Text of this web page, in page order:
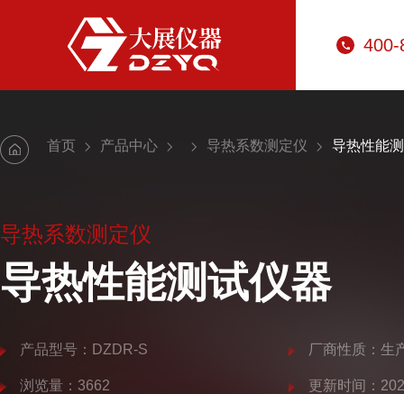
400-
首页 产品中心 导热系数测定仪 导热性能
导热系数测定仪
导热性能测试仪器
产品型号：DZDR-S 厂商性质：生
浏览量：3662 更新时间：